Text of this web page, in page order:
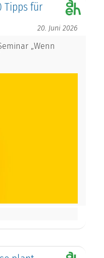
Tipps für
20. Juni 2026
„Wenn